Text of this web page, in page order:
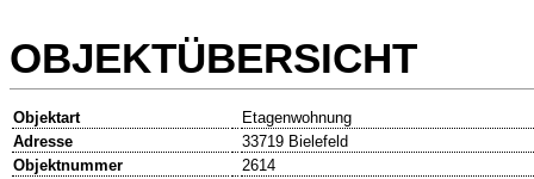
OBJEKTÜBERSICHT
Objektart
Etagenwohnung
Adresse
33719 Bielefeld
Objektnummer
2614